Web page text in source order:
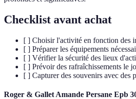
Checklist avant achat
[ ] Choisir l'activité en fonction des
[ ] Préparer les équipements
[ ] Vérifier la sécurité des lieux
[ ] Prévoir des rafraîchissements le
[ ] Capturer des souvenirs avec des
Roger & Gallet Amande Persane Epb